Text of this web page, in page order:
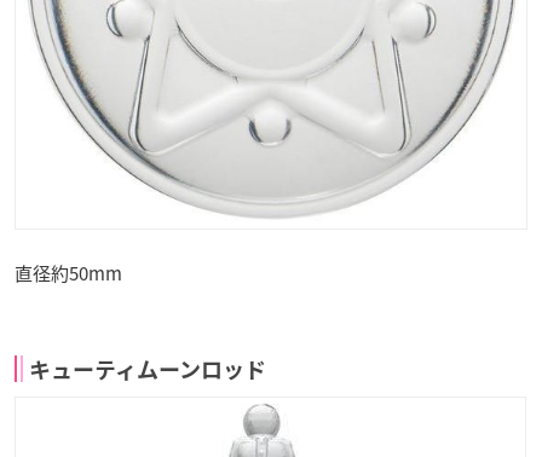
直径約50mm
キューティムーンロッド